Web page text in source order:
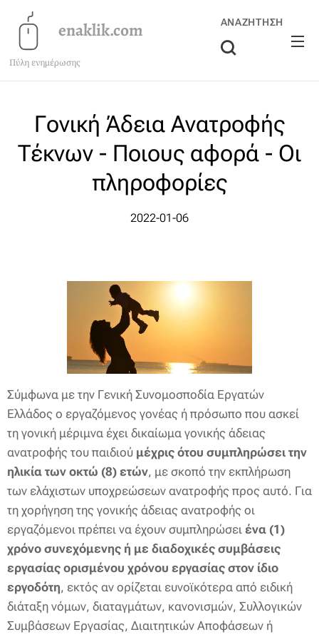
enaklik.com
Πύλη ενημέρωσης
ΑΝΑΖΉΤΗΣΗ
Γονική Άδεια Ανατροφής
Τέκνων - Ποιους αφορά - Οι
πληροφορίες
2022-01-06
Σύμφωνα με την Γενική Συνομοσποδία Εργατών
Ελλάδος ο εργαζόμενος γονέας ή πρόσωπο που ασκεί
τη γονική μέριμνα έχει δικαίωμα γονικής άδειας
ανατροφής του παιδιού μέχρις ότου συμπληρώσει την
ηλικία των οκτώ (8) ετών, με σκοπό την εκπλήρωση
των ελάχιστων υποχρεώσεων ανατροφής προς αυτό. Για
τη χορήγηση της γονικής άδειας ανατροφής οι
εργαζόμενοι πρέπει να έχουν συμπληρώσει ένα (1)
χρόνο συνεχόμενης ή με διαδοχικές συμβάσεις
εργασίας ορισμένου χρόνου εργασίας στον ίδιο
εργοδότη, εκτός αν ορίζεται ευνοϊκότερα από ειδική
διάταξη νόμων, διαταγμάτων, κανονισμών, Συλλογικών
Συμβάσεων Εργασίας, Διαιτητικών Αποφάσεων ή